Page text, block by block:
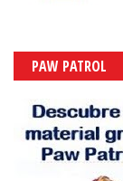
PAW PATROL